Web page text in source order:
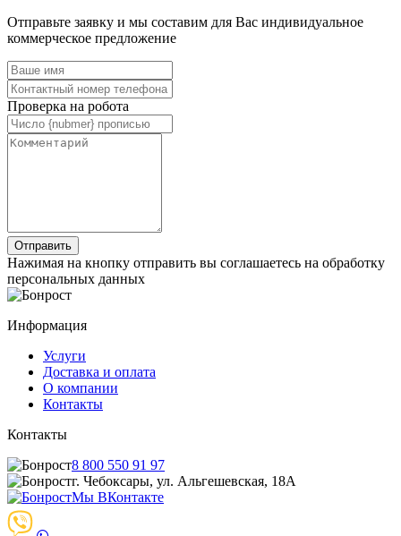
Отправьте заявку и мы составим для Вас индивидуальное
коммерческое предложение
Проверка на робота
Нажимая на кнопку отправить вы соглашаетесь на обработку
персональных данных
Информация
Услуги
Доставка и оплата
О компании
Контакты
Контакты
8 800 550 91 97
г. Чебоксары, ул. Альгешевская, 18А
Мы ВКонтакте